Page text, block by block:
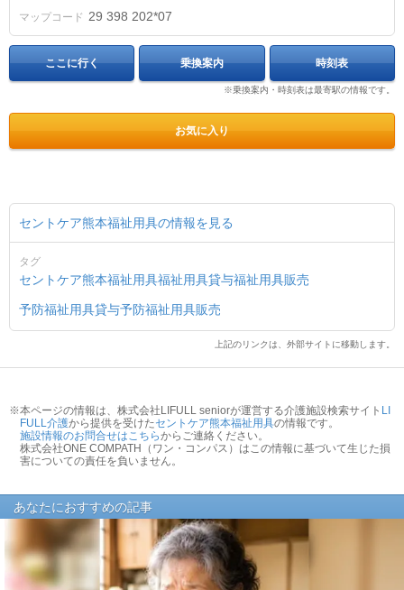
マップコード 29 398 202*07
ここに行く 乗換案内 時刻表
※乗換案内・時刻表は最寄駅の情報です。
お気に入り
セントケア熊本福祉用具の情報を見る
タグ
セントケア熊本福祉用具福祉用具貸与福祉用具販売
予防福祉用具貸与予防福祉用具販売
上記のリンクは、外部サイトに移動します。
※本ページの情報は、株式会社LIFULL seniorが運営する介護施設検索サイト LI
FULL介護から提供を受けたセントケア熊本福祉用具の情報です。
施設情報のお問合せはこちらからご連絡ください。
株式会社ONE COMPATH（ワン・コンパス）はこの情報に基づいて生じた損
害についての責任を負いません。
あなたにおすすめの記事